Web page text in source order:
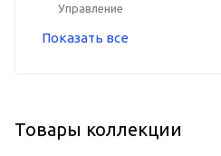
Управление
Показать все
Товары коллекции